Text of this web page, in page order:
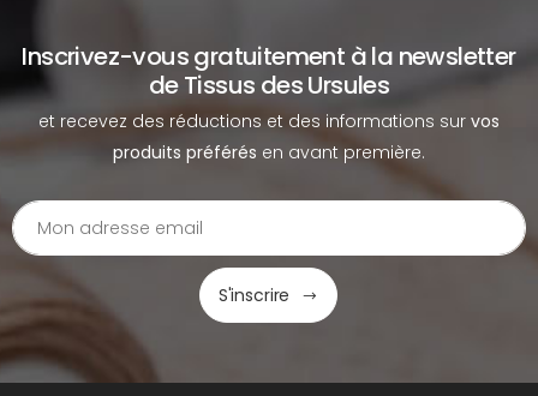
Inscrivez-vous gratuitement à la newsletter
de Tissus des Ursules
et recevez des réductions et des informations sur vos
produits préférés en avant première.
S'inscrire